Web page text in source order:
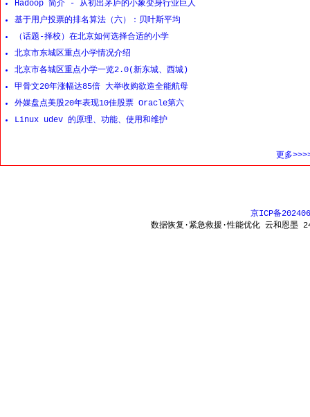
Hadoop 简介 - 从初出茅庐的小象变身行业巨人
基于用户投票的排名算法（六）：贝叶斯平均
（话题-择校）在北京如何选择合适的小学
北京市东城区重点小学情况介绍
北京市各城区重点小学一览2.0(新东城、西城)
甲骨文20年涨幅达85倍 大举收购欲造全能航母
外媒盘点美股20年表现10佳股票 Oracle第六
Linux udev 的原理、功能、使用和维护
更多
京ICP备
数据恢复·紧急救援·性能优化 云和恩